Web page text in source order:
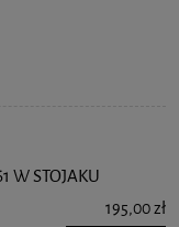
W STOJAKU
195,00 zł